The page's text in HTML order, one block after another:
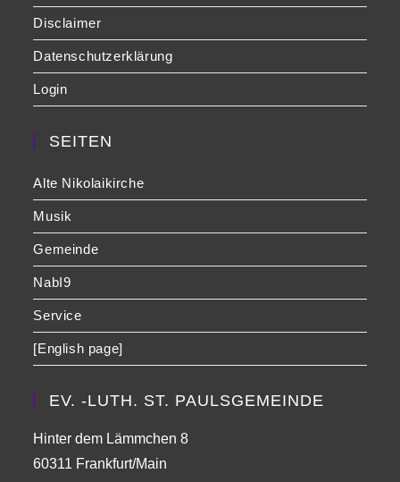
Disclaimer
Datenschutzerklärung
Login
SEITEN
Alte Nikolaikirche
Musik
Gemeinde
NabI9
Service
[English page]
EV. -LUTH. ST. PAULSGEMEINDE
Hinter dem Lämmchen 8
60311 Frankfurt/Main